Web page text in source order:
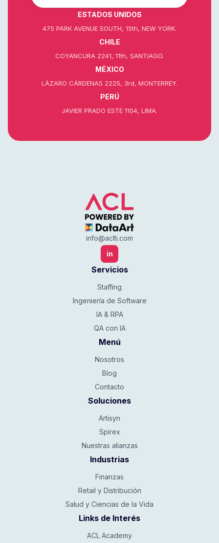
ESTADOS UNIDOS
475 PARK AVENUE SOUTH, 15th, NEW YORK.
CHILE
COYANCURA 2241, 11th, SANTIAGO.
MÉXICO
LÁZARO CÁRDENAS 2225, 3rd, MONTERREY.
PERÚ
JAVIER PRADO ESTE 1104, LIMA.
info@aclti.com
in
Servicios
Staffing
Ingeniería de Software
IA & RPA
QA con IA
Menú
Nosotros
Blog
Contacto
Soluciones
Artisyn
Spirex
Nuestras alianzas
Industrias
Finanzas
Retail y Distribución
Salud y Ciencias de la Vida
Links de Interés
ACL Academy